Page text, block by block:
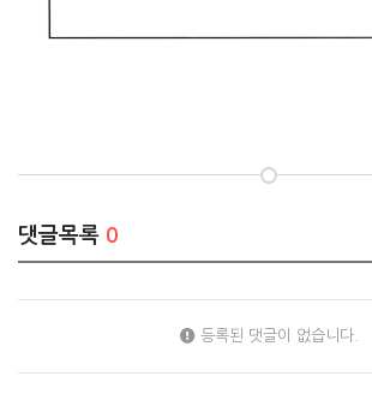
댓글목록 0
등록된 댓글이 없습니다.